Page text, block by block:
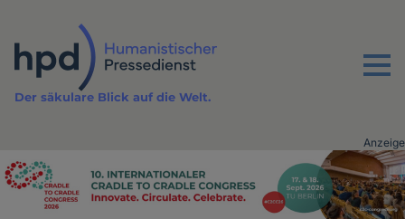
Inhalt
Menu
Der säkulare Blick auf die Welt.
Advertising
Anzeige